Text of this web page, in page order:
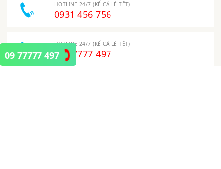
HOTLINE 24/7 (KỂ CẢ LỄ TẾT)
0931 456 756
HOTLINE 24/7 (KỂ CẢ LỄ TẾT)
097 7777 497
09 77777 497